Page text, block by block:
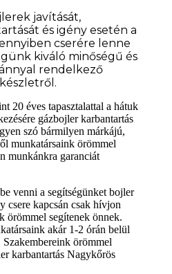
javítását,
és igény esetén a
cserére lenne
kiváló minőségű és
rendelkező
20 éves tapasztalattal a hátuk
gázbojler karbantartás
szó bármilyen márkájú,
munkatársaink örömmel
munkánkra garanciát
venni a segítségünket bojler
csere kapcsán csak hívjon
örömmel segítenek önnek.
akár 1-2 órán belül
örömmel
karbantartás Nagykőrös